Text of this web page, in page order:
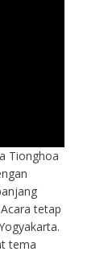
Tionghoa
tetap
tema